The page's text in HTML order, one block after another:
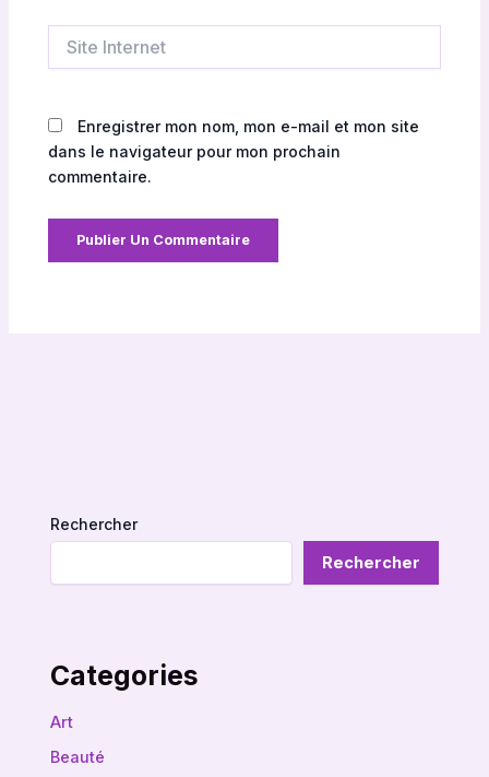
Internet
Enregistrer mon nom, mon e-mail et mon site
dans le navigateur pour mon prochain
commentaire.
Rechercher
Rechercher
Categories
Art
Beauté